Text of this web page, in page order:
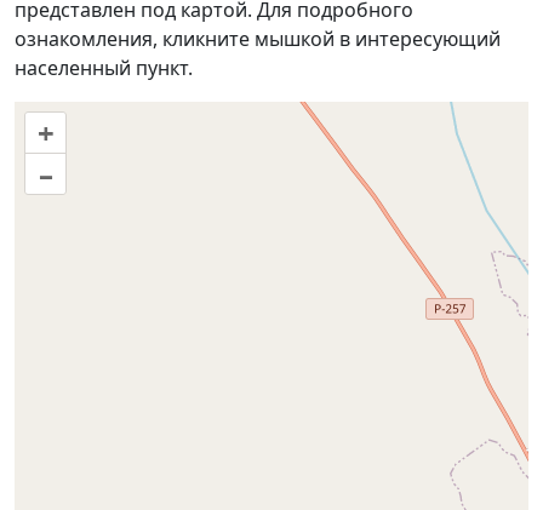
представлен под картой. Для подробного
ознакомления, кликните мышкой в интересующий
населенный пункт.
+
–